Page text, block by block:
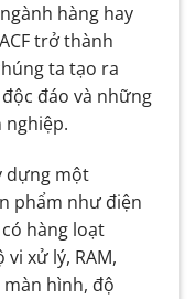
hàng hay
trở thành
ta tạo ra
đáo và những
nghiệp.
dựng một
phẩm như điện
hàng loạt
xử lý, RAM,
hình, độ